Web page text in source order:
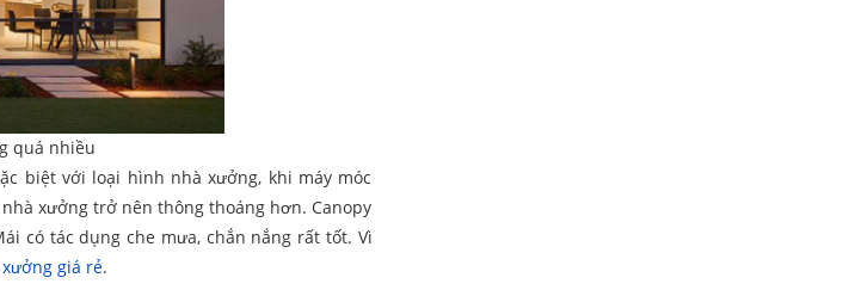
quá nhiều
biệt với loại hình nhà xưởng, khi máy móc
xưởng trở nên thông thoáng hơn. Canopy
có tác dụng che mưa, chắn nắng rất tốt. Vì
giá rẻ.